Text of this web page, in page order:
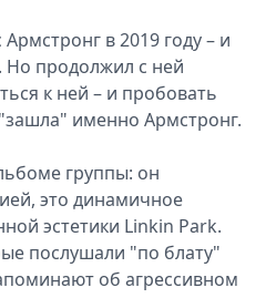
в 2019 году – и
Но продолжил с ней
к ней – и пробовать
именно Армстронг.
группы: он
это динамичное
эстетики Linkin Park.
послушали "по блату"
об агрессивном